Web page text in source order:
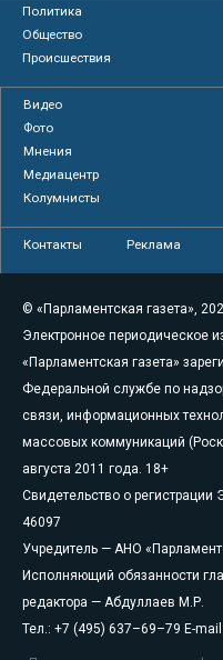
Политика
Общество
Происшествия
Видео
Фото
Мнения
Медиацентр
Колумнисты
Контакты Реклама
© «Парламентская газета»,
Электронное периодическое
«Парламентская газета»
Федеральной службе по
связи, информационных
массовых коммуникаций
августа 2011 года. 18+
Свидетельство о
46097
Учредитель — АНО
Исполняющий обязанности
редактора — Абдуллаев М.Р.
Тел.: +7 (495) 637–69–79 E-mail: